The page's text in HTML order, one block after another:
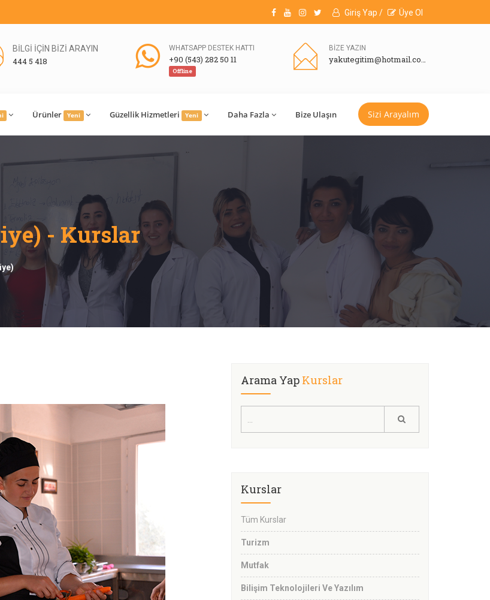
Giriş Yap / Üye Ol
BİLGİ İÇİN BİZİ ARAYIN
444 5 418
WHATSAPP DESTEK HATTI
+90 (543) 282 50 11
Offline
BİZE YAZIN
yakutegitim@hotmail.com
Ürünler Yeni Güzellik Hizmetleri Yeni Daha Fazla Bize Ulaşın Sizi Arayalım
- Kurslar
Arama Yap Kurslar
Kurslar
Tüm Kurslar
Turizm
Mutfak
Bilişim Teknolojileri Ve Yazılım